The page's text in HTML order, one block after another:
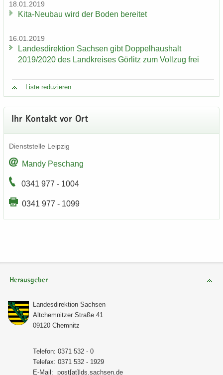
18.01.2019
Kita-​Neubau wird der Boden be­rei­tet
16.01.2019
Lan­des­di­rek­ti­on Sach­sen gibt Dop­pel­haus­halt
2019/2020 des Land­krei­ses Gör­litz zum Voll­zug frei
Liste re­du­zie­ren ...
Ihr Kon­takt vor Ort
Dienst­stel­le Leip­zig
Mandy Peschang
0341 977 - 1004
0341 977 - 1099
Herausgeber
Lan­des­di­rek­ti­on Sach­sen
Alt­chem­nit­zer Stra­ße 41
09120 Chem­nitz
Te­le­fon: 0371 532 - 0
Te­le­fax: 0371 532 - 1929
E-​Mail: post[at]lds.sach­sen.de